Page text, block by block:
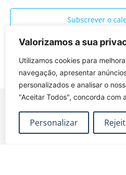
Valorizamos a sua
Utilizamos cookies para
navegação, apresentar
personalizados e analisar o
"Aceitar Todos", concorda com
Personalizar
Subscrever o